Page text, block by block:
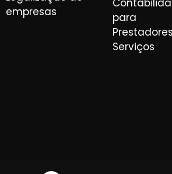
empresas
para
Serviços